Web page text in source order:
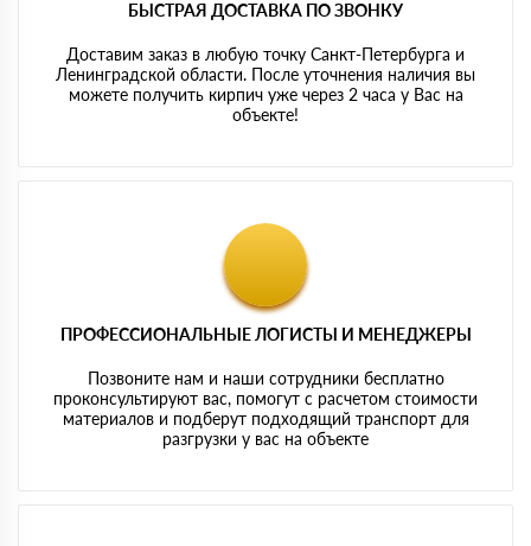
БЫСТРАЯ ДОСТАВКА ПО ЗВОНКУ
Доставим заказ в любую точку Санкт-Петербурга и
Ленинградской области. После уточнения наличия вы
можете получить кирпич уже через 2 часа у Вас на
объекте!
ПРОФЕССИОНАЛЬНЫЕ ЛОГИСТЫ И МЕНЕДЖЕРЫ
Позвоните нам и наши сотрудники бесплатно
проконсультируют вас, помогут с расчетом стоимости
материалов и подберут подходящий транспорт для
разгрузки у вас на объекте